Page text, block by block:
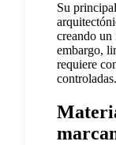
Su
creando
embargo,
requiere
controladas.